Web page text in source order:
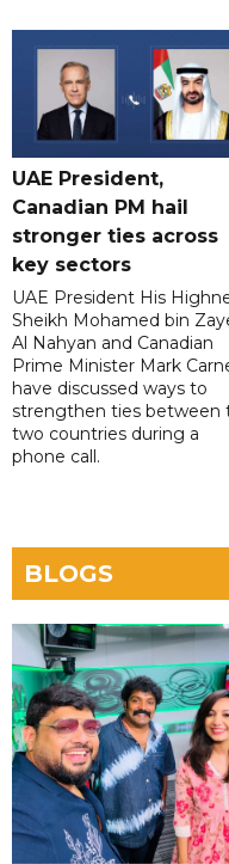
UAE President,
Canadian PM hail
stronger ties across
key sectors
UAE President His
Sheikh Mohamed bin
Al Nahyan and Canadian
Prime Minister Mark
have discussed ways to
strengthen ties between
two countries during a
phone call.
BLOGS